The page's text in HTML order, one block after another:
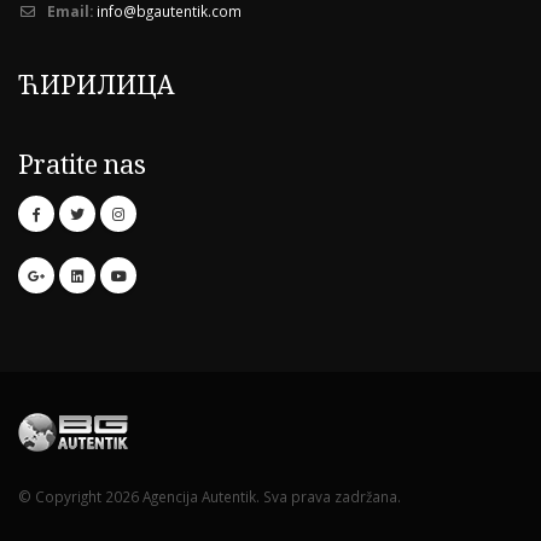
Email: info@bgautentik.com
ЋИРИЛИЦА
Pratite nas
© Copyright 2026 Agencija Autentik. Sva prava zadržana.